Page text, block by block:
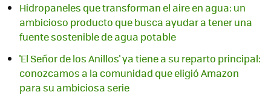
Hidropaneles que transforman el aire en agua: un
ambicioso producto que busca ayudar a tener una
fuente sostenible de agua potable
'El Señor de los Anillos' ya tiene a su reparto principal:
conozcamos a la comunidad que eligió Amazon
para su ambiciosa serie